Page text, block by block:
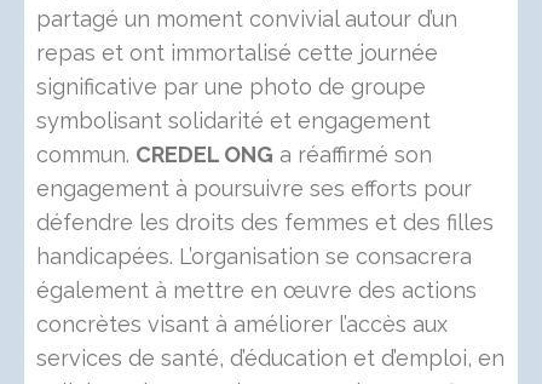
partagé un moment convivial autour d’un
repas et ont immortalisé cette journée
significative par une photo de groupe
symbolisant solidarité et engagement
commun. CREDEL ONG a réaffirmé son
engagement à poursuivre ses efforts pour
défendre les droits des femmes et des filles
handicapées. L’organisation se consacrera
également à mettre en œuvre des actions
concrètes visant à améliorer l’accès aux
services de santé, d’éducation et d’emploi, en